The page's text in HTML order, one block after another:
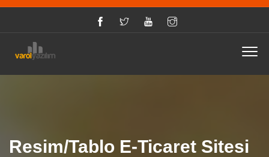
Resim/Tablo E-Ticaret Sitesi